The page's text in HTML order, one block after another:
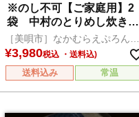
※のし不可【ご家庭用】2
袋 中村のとりめし炊き込
みセット
［美唄市］なかむらえぷろん倶
楽部
¥3,980税込
送料込み 常温